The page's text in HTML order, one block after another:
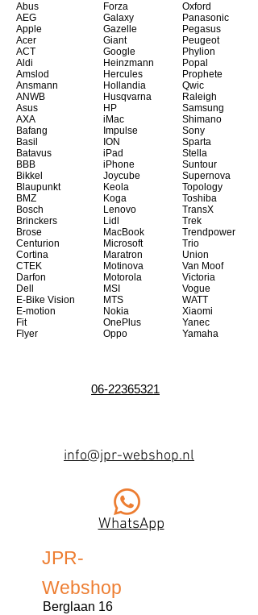
Abus
AEG
Apple
Acer
ACT
Aldi
Amslod
Ansmann
ANWB
Asus
AXA
Bafang
Basil
Batavus
BBB
Bikkel
Blaupunkt
BMZ
Bosch
Brinckers
Brose
Centurion
Cortina
CTEK
Darfon
Dell
E-Bike Vision
E-motion
Fit
Flyer
Forza
Galaxy
Gazelle
Giant
Google
Heinzmann
Hercules
Hollandia
Husqvarna
HP
iMac
Impulse
ION
iPad
iPhone
Joycube
Keola
Koga
Lenovo
Lidl
MacBook
Microsoft
Maratron
Motinova
Motorola
MSI
MTS
Nokia
OnePlus
Oppo
Oxford
Panasonic
Pegasus
Peugeot
Phylion
Popal
Prophete
Qwic
Raleigh
Samsung
Shimano
Sony
Sparta
Stella
Suntour
Supernova
Topology
Toshiba
TransX
Trek
Trendpower
Trio
Union
Van Moof
Victoria
Vogue
WATT
Xiaomi
Yanec
Yamaha
06-22365321
info@jpr-webshop.nl
WhatsApp
JPR-
Webshop
Berglaan 16